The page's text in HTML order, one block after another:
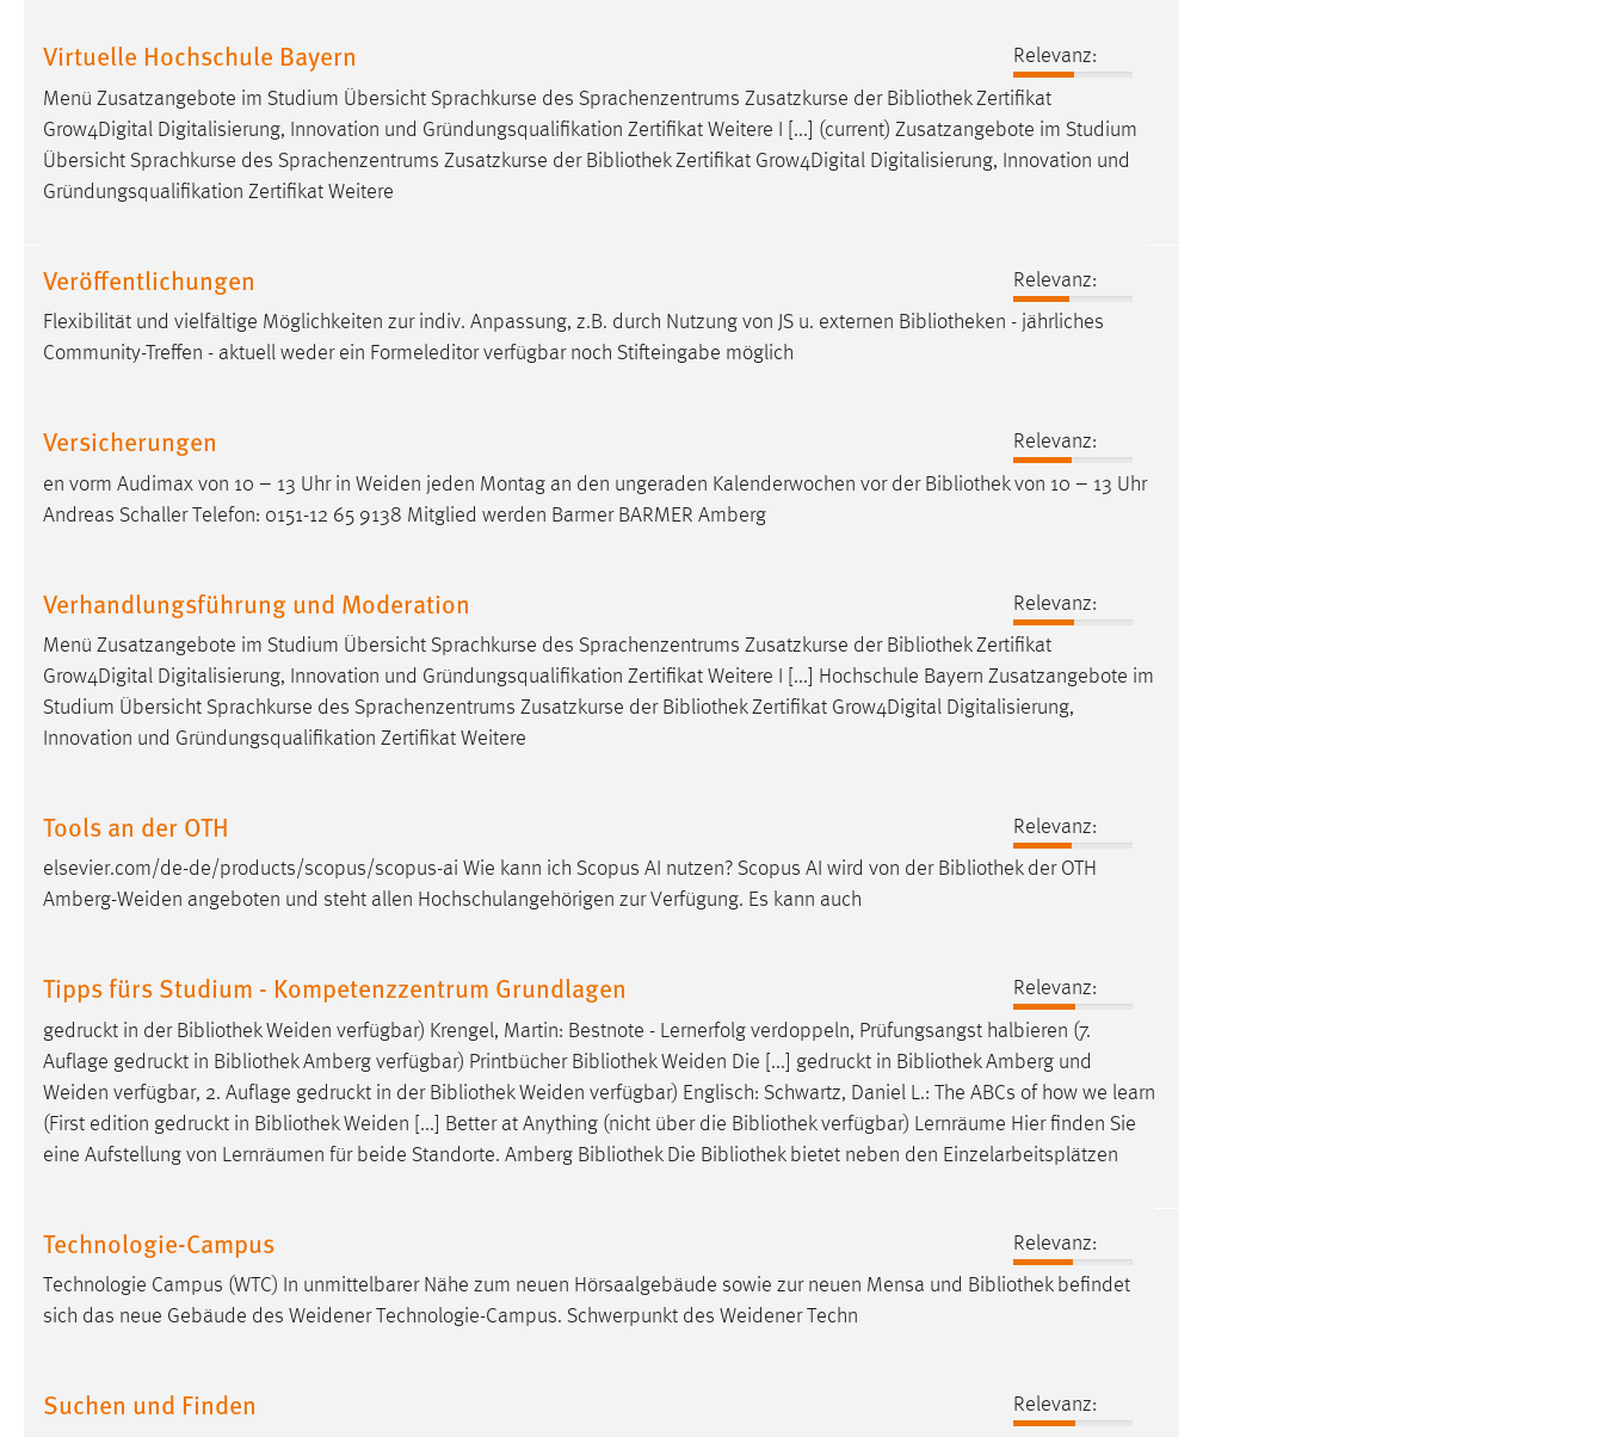
Virtuelle Hochschule Bayern
Relevanz:
Menü Zusatzangebote im Studium Übersicht Sprachkurse des Sprachenzentrums Zusatzkurse der BibliothekZertifikat
Grow4Digital Digitalisierung, Innovation und Gründungsqualifikation Zertifikat Weitere I [...] (current) Zusatzangebote im Studium
Übersicht Sprachkurse des Sprachenzentrums Zusatzkurse der BibliothekZertifikat Grow4Digital Digitalisierung, Innovation und
Gründungsqualifikation Zertifikat Weitere
Veröffentlichungen
Relevanz:
Flexibilität und vielfältige Möglichkeiten zur indiv. Anpassung, z.B. durch Nutzung von JS u. externen Bibliotheken - jährliches
Community-Treffen - aktuell weder ein Formeleditor verfügbar noch Stifteingabe möglich
Versicherungen
Relevanz:
en vorm Audimax von 10 – 13 Uhr in Weiden jeden Montag an den ungeraden Kalenderwochen vor der Bibliothekvon 10 – 13 Uhr
Andreas Schaller Telefon: 0151-12 65 9138 Mitglied werden Barmer BARMER Amberg
Verhandlungsführung und Moderation
Relevanz:
Menü Zusatzangebote im Studium Übersicht Sprachkurse des Sprachenzentrums Zusatzkurse der BibliothekZertifikat
Grow4Digital Digitalisierung, Innovation und Gründungsqualifikation Zertifikat Weitere I [...] Hochschule Bayern Zusatzangebote im
Studium Übersicht Sprachkurse des Sprachenzentrums Zusatzkurse der BibliothekZertifikat Grow4Digital Digitalisierung,
Innovation und Gründungsqualifikation Zertifikat Weitere
Tools an der OTH
Relevanz:
elsevier.com/de-de/products/scopus/scopus-ai Wie kann ich Scopus AI nutzen? Scopus AI wird von der Bibliothekder OTH
Amberg-Weiden angeboten und steht allen Hochschulangehörigen zur Verfügung. Es kann auch
Tipps fürs Studium - Kompetenzzentrum Grundlagen
Relevanz:
gedruckt in der BibliothekWeiden verfügbar) Krengel, Martin: Bestnote - Lernerfolg verdoppeln, Prüfungsangst halbieren (7.
Auflage gedruckt in BibliothekAmberg verfügbar) Printbücher BibliothekWeiden Die [...] gedruckt in BibliothekAmberg und
Weiden verfügbar, 2. Auflage gedruckt in der BibliothekWeiden verfügbar) Englisch: Schwartz, Daniel L.: The ABCs of how we learn
(First edition gedruckt in BibliothekWeiden [...] Better at Anything (nicht über die Bibliothekverfügbar) Lernräume Hier finden Sie
eine Aufstellung von Lernräumen für beide Standorte. Amberg BibliothekDie Bibliothekbietet neben den Einzelarbeitsplätzen
Technologie-Campus
Relevanz:
Technologie Campus (WTC) In unmittelbarer Nähe zum neuen Hörsaalgebäude sowie zur neuen Mensa und Bibliothekbefindet
sich das neue Gebäude des Weidener Technologie-Campus. Schwerpunkt des Weidener Techn
Suchen und Finden
Relevanz:
Name: _fbp
Anbieter:
Zweck: Conversion-Tracking
Cookie Laufzeit: 3 Monate
EXTERNE MEDIEN
Um Inhalte von Videoplattformen und Social Media
Plattformen anzeigen zu können, werden von diesen
YouTube
Vimeo